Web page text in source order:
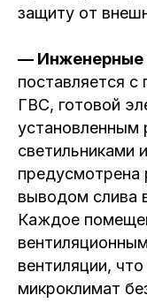
защиту от
— Инженерные
поставляется
ГВС, готовой
установленным
светильниками
предусмотрена
выводом слива
Каждое
вентиляции,
микроклимат
с 9:00 до 18:00
+7 (918) 434-93-93
@SNEGIRIYUGA2024
Написать
в Телеграм